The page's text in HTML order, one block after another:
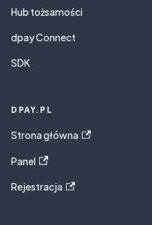
Hub tożsamości
dpay Connect
SDK
DPAY.PL
Strona główna
Panel
Rejestracja